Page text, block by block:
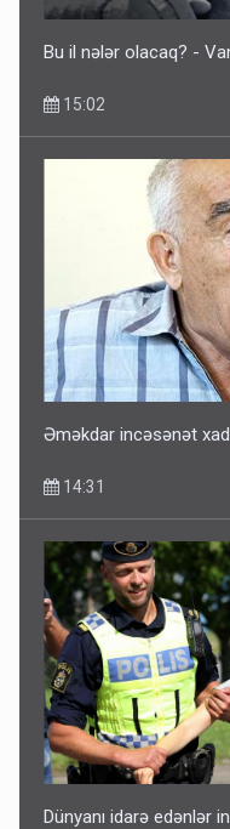
Bu il nələr olacaq? -
15:02
Əməkdar incəsənət
14:31
Dünyanı idarə edənlər